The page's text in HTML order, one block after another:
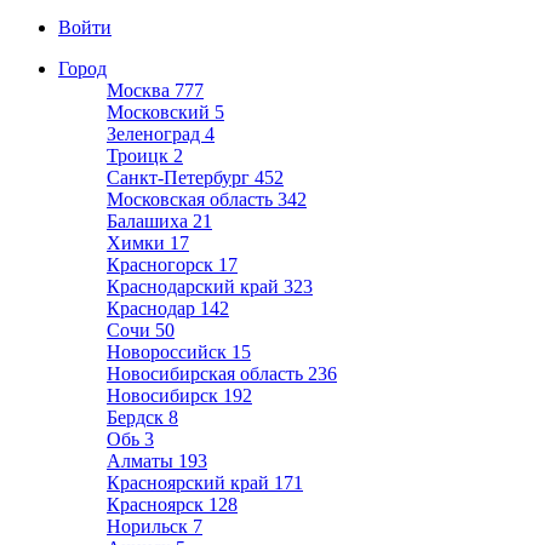
Войти
Город
Москва 777
Московский 5
Зеленоград 4
Троицк 2
Санкт-Петербург 452
Московская область 342
Балашиха 21
Химки 17
Красногорск 17
Краснодарский край 323
Краснодар 142
Сочи 50
Новороссийск 15
Новосибирская область 236
Новосибирск 192
Бердск 8
Обь 3
Алматы 193
Красноярский край 171
Красноярск 128
Норильск 7